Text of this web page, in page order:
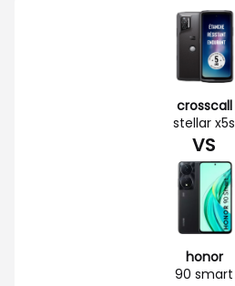
crosscall
stellar x5s
VS
honor
90 smart